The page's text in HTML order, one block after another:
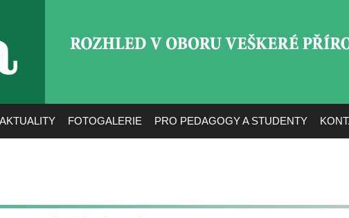
AKTUALITY FOTOGALERIE PRO PEDAGOGY A STUDENTY